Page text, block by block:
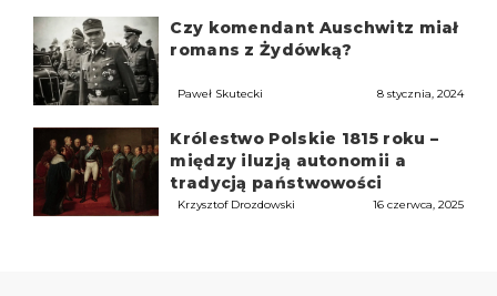
Czy komendant Auschwitz miał
romans z Żydówką?
Paweł Skutecki 8 stycznia, 2024
Królestwo Polskie 1815 roku –
między iluzją autonomii a
tradycją państwowości
Krzysztof Drozdowski 16 czerwca, 2025